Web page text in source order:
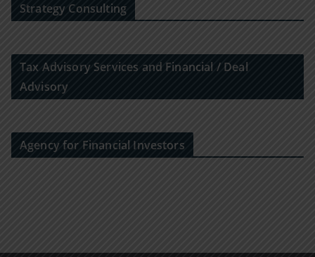
Strategy Consulting
Tax Advisory Services and Financial / Deal
Advisory
Agency for Financial Investors